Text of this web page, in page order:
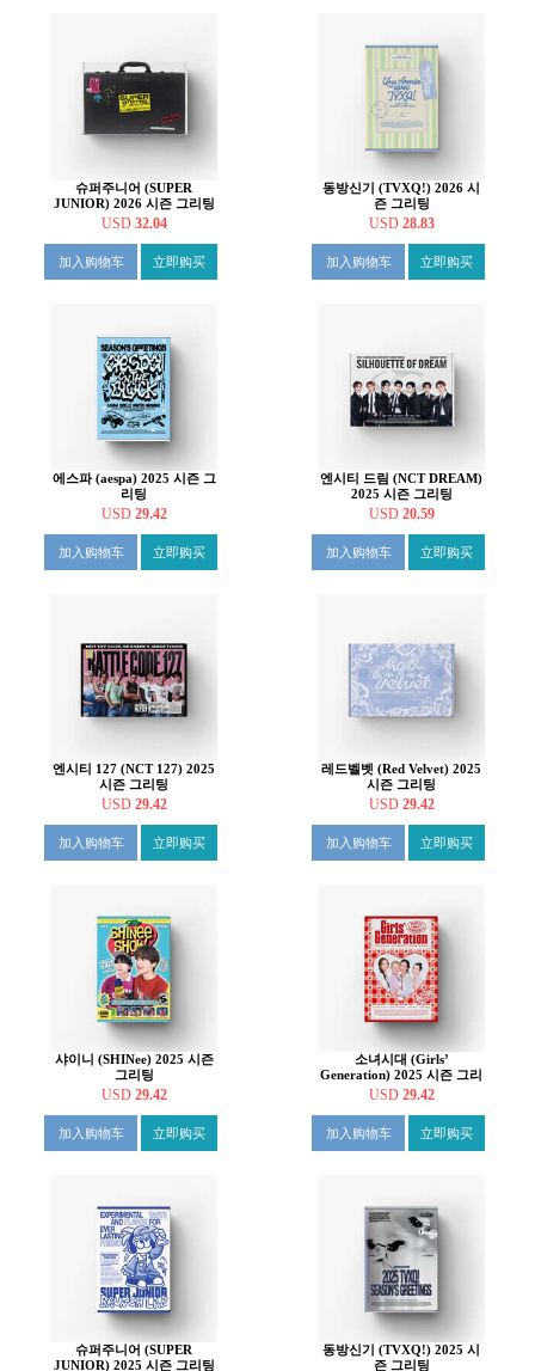
슈퍼주니어 (SUPER
JUNIOR) 2026 시즌 그리팅
USD 32.04
加入购物车 立即购买
동방신기 (TVXQ!) 2026 시
즌 그리팅
USD 28.83
加入购物车 立即购买
에스파 (aespa) 2025 시즌 그
리팅
USD 29.42
加入购物车 立即购买
엔시티 드림 (NCT DREAM)
2025 시즌 그리팅
USD 20.59
加入购物车 立即购买
엔시티 127 (NCT 127) 2025
시즌 그리팅
USD 29.42
加入购物车 立即购买
레드벨벳 (Red Velvet) 2025
시즌 그리팅
USD 29.42
加入购物车 立即购买
샤이니 (SHINee) 2025 시즌
그리팅
USD 29.42
加入购物车 立即购买
소녀시대 (Girls’
Generation) 2025 시즌 그리
팅
USD 29.42
加入购物车 立即购买
슈퍼주니어 (SUPER
JUNIOR) 2025 시즌 그리팅
동방신기 (TVXQ!) 2025 시
즌 그리팅